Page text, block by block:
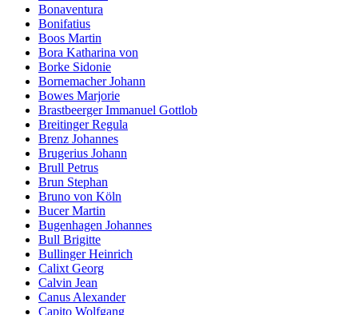
Bonaventura
Bonifatius
Boos Martin
Bora Katharina von
Borke Sidonie
Bornemacher Johann
Bowes Marjorie
Brastbeerger Immanuel Gottlob
Breitinger Regula
Brenz Johannes
Brugerius Johann
Brull Petrus
Brun Stephan
Bruno von Köln
Bucer Martin
Bugenhagen Johannes
Bull Brigitte
Bullinger Heinrich
Calixt Georg
Calvin Jean
Canus Alexander
Capito Wolfgang